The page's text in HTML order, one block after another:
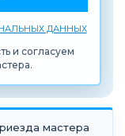
ДАННЫХ
и согласуем
мастера